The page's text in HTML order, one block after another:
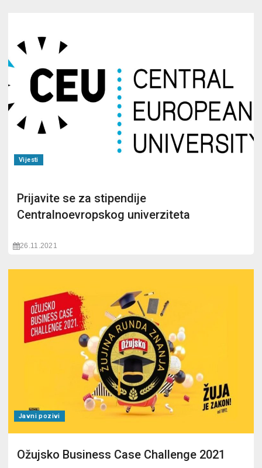
Vijesti
Prijavite se za stipendije
Centralnoevropskog univerziteta
26.11.2021
Javni pozivi
Ožujsko Business Case Challenge 2021